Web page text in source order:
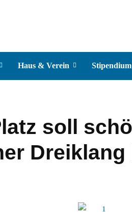
Haus & Verein Stipendium
soll